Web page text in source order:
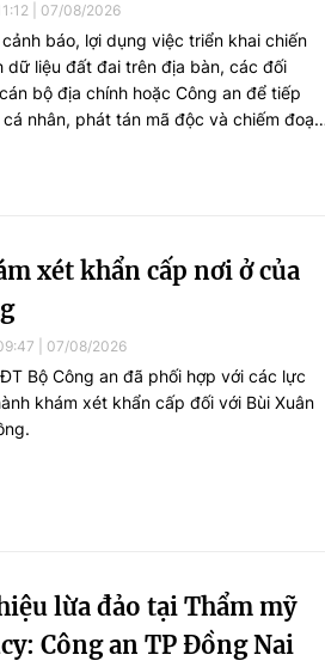
07/08/2026
báo, lợi dụng việc triển khai chiến
dữ liệu đất đai trên địa bàn, các đối
bộ địa chính hoặc Công an để tiếp
nhân, phát tán mã độc và chiếm đoạt
xét khẩn cấp nơi ở của
07/08/2026
Bộ Công an đã phối hợp với các lực
khám xét khẩn cấp đối với Bùi Xuân
lừa đảo tại Thẩm mỹ
Công an TP Đồng Nai